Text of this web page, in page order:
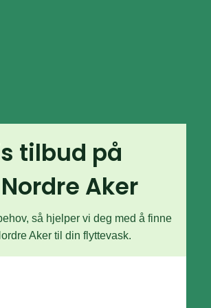
tilbud på
Aker
så hjelper vi deg med å finne
Aker til din flyttevask.